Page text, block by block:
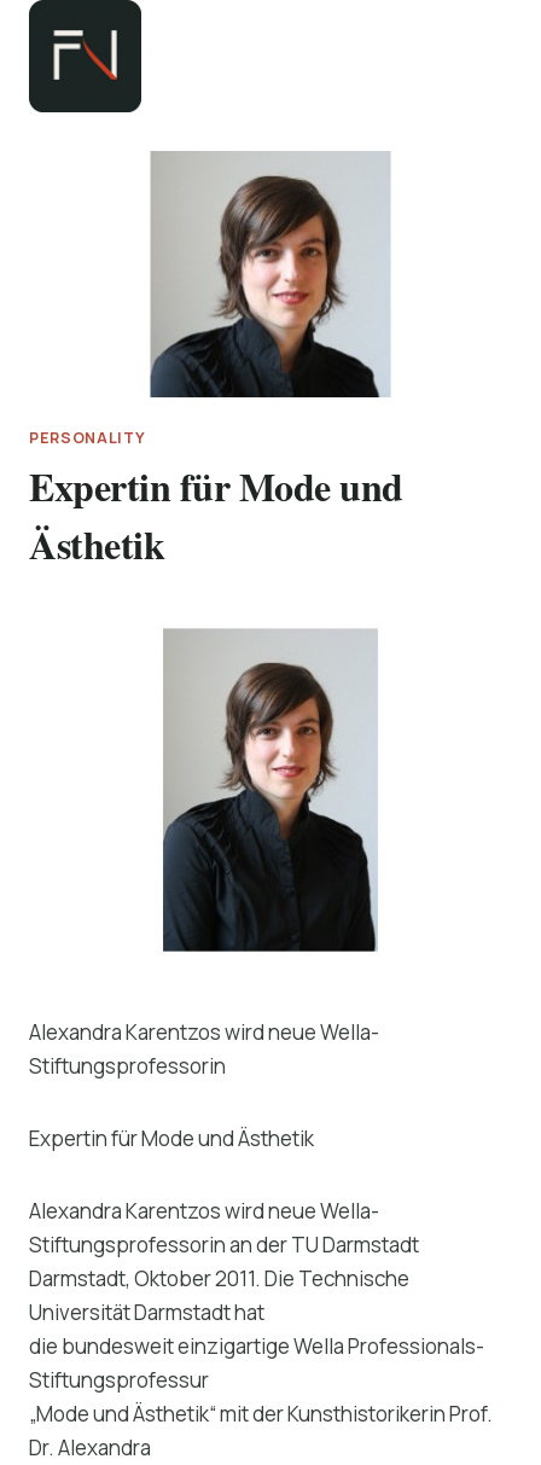
Zum
springen
PERSONALITY
Expertin für Mode und
Ästhetik
Alexandra Karentzos wird neue Wella-
Stiftungsprofessorin
Expertin für Mode und Ästhetik
Alexandra Karentzos wird neue Wella-
Stiftungsprofessorin an der TU Darmstadt
Darmstadt, Oktober 2011. Die Technische
Universität Darmstadt hat
die bundesweit einzigartige Wella Professionals-
Stiftungsprofessur
„Mode und Ästhetik“ mit der Kunsthistorikerin Prof.
Dr. Alexandra